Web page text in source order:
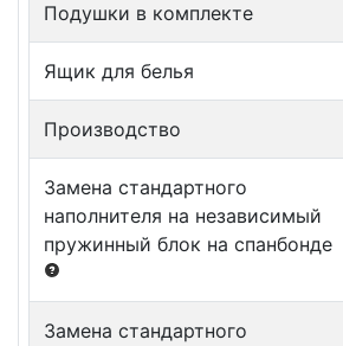
Подушки в комплекте
Ящик для белья
Производство
Замена стандартного
наполнителя на независимый
пружинный блок на спанбонде
Замена стандартного